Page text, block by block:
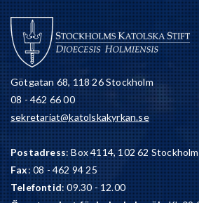
Götgatan 68, 118 26 Stockholm
08 - 462 66 00
sekretariat@katolskakyrkan.se
Postadress: Box 4114, 102 62 Stockholm
Fax: 08 - 462 94 25
Telefontid: 09.30 - 12.00